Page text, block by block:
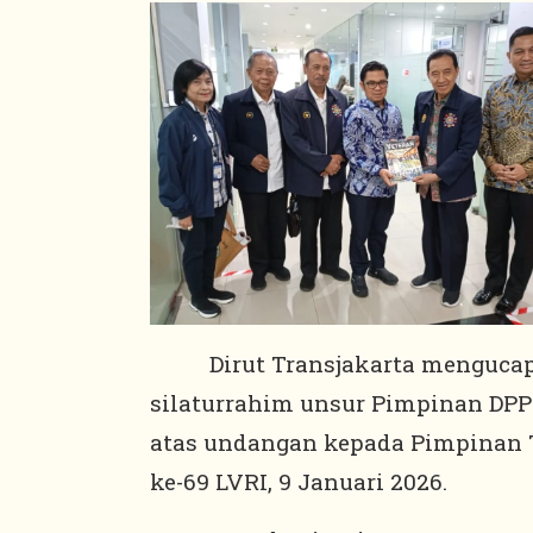
Dirut Transjakarta
silaturrahim unsur Pimpinan
atas undangan kepada
ke-69 LVRI, 9 Januari 2026.